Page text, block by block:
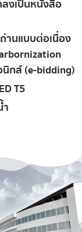
งเป็นหนังสือ
านแบบต่อเนื่อง
กส์ (e-bidding)
T5